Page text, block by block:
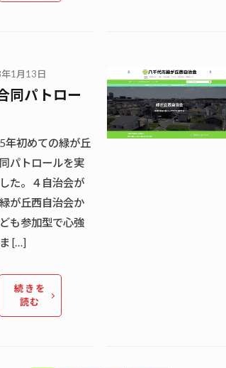
1月13日
同パトロー
初めての緑が丘
パトロールを実
た。４自治会が
が丘西自治会か
も参加型で心強
[…]
続きを
読む